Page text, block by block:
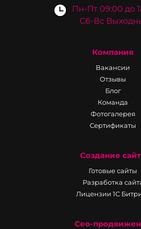
Пн-Пт 09:00 до
Сб-Вс
Компания
Вакансии
Отзывы
Блог
Команда
Фотогалерея
Сертификаты
Создание
Готовые сайты
Разработка
Лицензии 1С
Сео-